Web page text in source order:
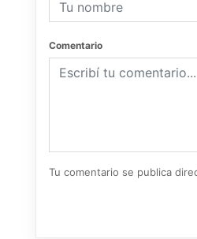
Comentario
Tu comentario se publica